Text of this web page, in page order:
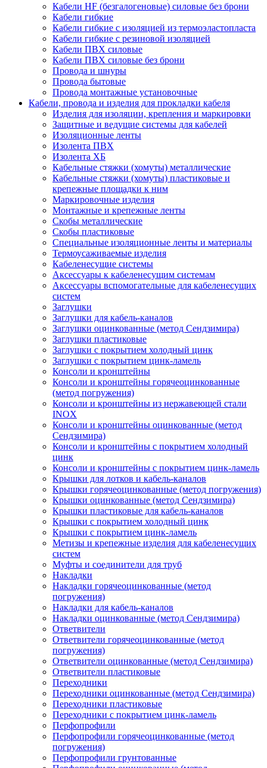
Кабели HF (безгалогеновые) силовые без брони
Кабели гибкие
Кабели гибкие с изоляцией из термоэластопласта
Кабели гибкие с резиновой изоляцией
Кабели ПВХ силовые
Кабели ПВХ силовые без брони
Провода и шнуры
Провода бытовые
Провода монтажные установочные
Кабели, провода и изделия для прокладки кабеля
Изделия для изоляции, крепления и маркировки
Защитные и ведущие системы для кабелей
Изоляционные ленты
Изолента ПВХ
Изолента ХБ
Кабельные стяжки (хомуты) металлические
Кабельные стяжки (хомуты) пластиковые и
крепежные площадки к ним
Маркировочные изделия
Монтажные и крепежные ленты
Скобы металлические
Скобы пластиковые
Специальные изоляционные ленты и материалы
Термоусаживаемые изделия
Кабеленесущие системы
Аксессуары к кабеленесущим системам
Аксессуары вспомогательные для кабеленесущих
систем
Заглушки
Заглушки для кабель-каналов
Заглушки оцинкованные (метод Сендзимира)
Заглушки пластиковые
Заглушки с покрытием холодный цинк
Заглушки с покрытием цинк-ламель
Консоли и кронштейны
Консоли и кронштейны горячеоцинкованные
(метод погружения)
Консоли и кронштейны из нержавеющей стали
INOX
Консоли и кронштейны оцинкованные (метод
Сендзимира)
Консоли и кронштейны с покрытием холодный
цинк
Консоли и кронштейны с покрытием цинк-ламель
Крышки для лотков и кабель-каналов
Крышки горячеоцинкованные (метод погружения)
Крышки оцинкованные (метод Сендзимира)
Крышки пластиковые для кабель-каналов
Крышки с покрытием холодный цинк
Крышки с покрытием цинк-ламель
Метизы и крепежные изделия для кабеленесущих
систем
Муфты и соединители для труб
Накладки
Накладки горячеоцинкованные (метод
погружения)
Накладки для кабель-каналов
Накладки оцинкованные (метод Сендзимира)
Ответвители
Ответвители горячеоцинкованные (метод
погружения)
Ответвители оцинкованные (метод Сендзимира)
Ответвители пластиковые
Переходники
Переходники оцинкованные (метод Сендзимира)
Переходники пластиковые
Переходники с покрытием цинк-ламель
Перфопрофили
Перфопрофили горячеоцинкованные (метод
погружения)
Перфопрофили грунтованные